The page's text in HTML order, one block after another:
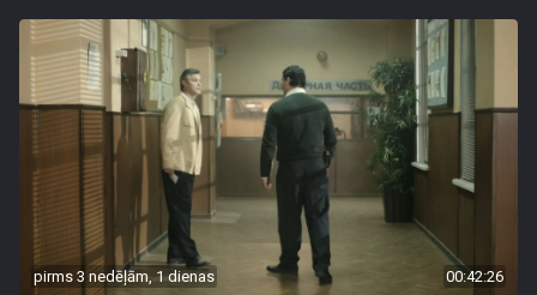
pirms 3 nedēļām, 1 dienas 00:42:26